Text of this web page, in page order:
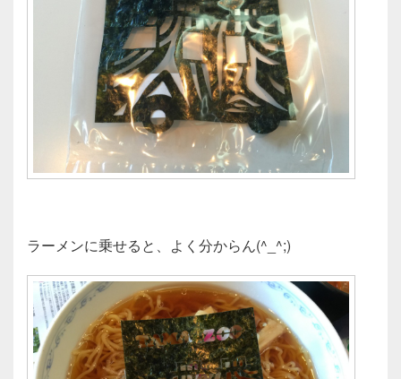
ラーメンに乗せると、よく分からん(^_^;)